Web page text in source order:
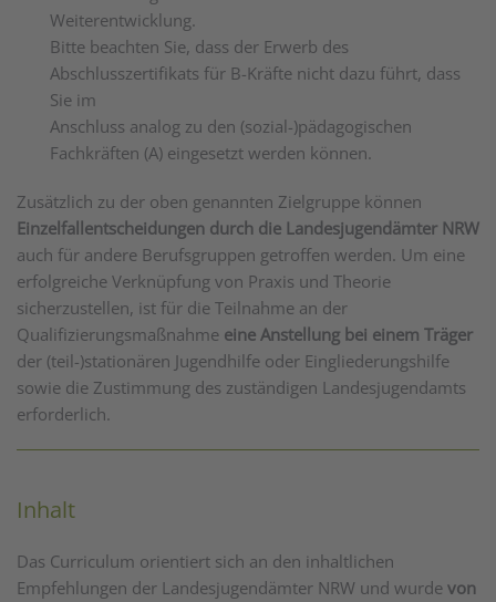
Weiterentwicklung.
Bitte beachten Sie, dass der Erwerb des
Abschlusszertifikats für B-Kräfte nicht dazu führt, dass
Sie im
Anschluss analog zu den (sozial-)pädagogischen
Fachkräften (A) eingesetzt werden können.
Zusätzlich zu der oben genannten Zielgruppe können
Einzelfallentscheidungen durch die Landesjugendämter NRW
auch für andere Berufsgruppen getroffen werden. Um eine
erfolgreiche Verknüpfung von Praxis und Theorie
sicherzustellen, ist für die Teilnahme an der
Qualifizierungsmaßnahme eine Anstellung bei einem Träger
der (teil-)stationären Jugendhilfe oder Eingliederungshilfe
sowie die Zustimmung des zuständigen Landesjugendamts
erforderlich.
Inhalt
Das Curriculum orientiert sich an den inhaltlichen
Empfehlungen der Landesjugendämter NRW und wurde von